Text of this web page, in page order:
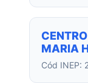
MARIA
Cód INEP: